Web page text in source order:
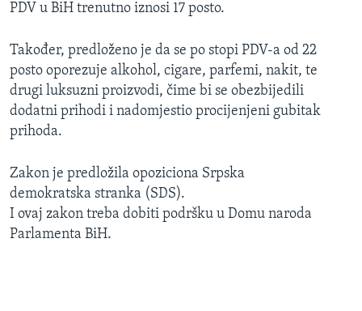
PDV u BiH trenutno iznosi 17 posto.
Također, predloženo je da se po stopi PDV-a od 22
posto oporezuje alkohol, cigare, parfemi, nakit, te
drugi luksuzni proizvodi, čime bi se obezbijedili
dodatni prihodi i nadomjestio procijenjeni gubitak
prihoda.
Zakon je predložila opoziciona Srpska
demokratska stranka (SDS).
I ovaj zakon treba dobiti podršku u Domu naroda
Parlamenta BiH.